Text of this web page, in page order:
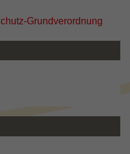
Grundverordnung